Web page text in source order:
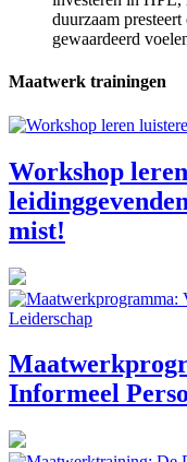
duurzaam
gewaardeerd
Maatwerk trainingen
Workshop
mist!
Informeel